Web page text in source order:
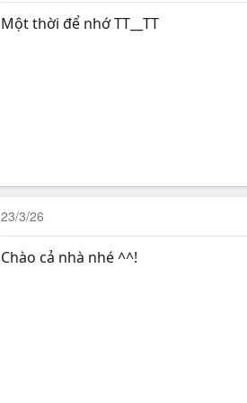
i
o
Một thời để nhớ TT__TT
23/3/26
Chào cả nhà nhé ^^!